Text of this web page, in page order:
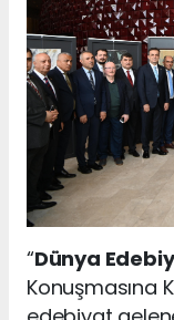
“Dünya
Konuşmasına